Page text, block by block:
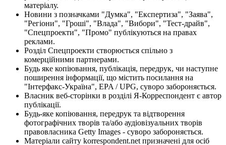
матеріалу.
Новини з позначками "Думка", "Експертиза", "Заява",
"Регіони", "Гроші", "Влада", "Вибори", "Тест-драйв",
"Спецпроекти", "Промо" публікуються на правах
реклами.
Розділ Спецпроекти створюється спільно з
комерційними партнерами.
Будь яке копіювання, публікація, передрук, чи наступне
поширення інформації, що містить посилання на
"Інтерфакс-Україна", EPA / UPG, суворо забороняється.
Власник веб-сторінки в розділі Я-Корреспондент є автор
публікації.
Будь-яке копіювання, передрук та відтворення
фотографічних творів та/або аудіовізуальних творів
правовласника Getty Images - суворо забороняється.
Матеріали сайту korrespondent.net призначені для осіб